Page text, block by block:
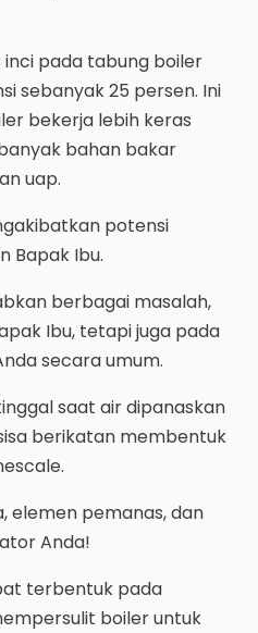
inci pada tabung boiler
sebanyak 25 persen. Ini
bekerja lebih keras
bahan bakar
uap.
potensi
Bapak Ibu.
berbagai masalah,
Ibu, tetapi juga pada
secara umum.
saat air dipanaskan
berikatan membentuk
elemen pemanas, dan
Anda!
terbentuk pada
boiler untuk